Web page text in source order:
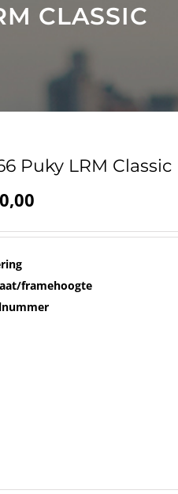
CLASSIC
Puky LRM Classic
framehoogte